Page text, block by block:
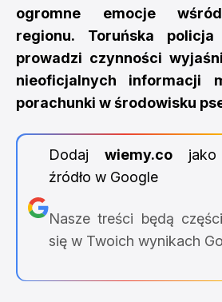
ogromne emocje
regionu. Toruńska
prowadzi czynności
nieoficjalnych informacji
porachunki w środowisku
Dodaj wiemy.cojako
źródło w Google
Nasze treści będą
się w Twoich wynikach